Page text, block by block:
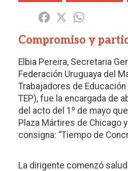
Share Facebook
X
Compromiso y
Elbia Pereira, Secretaria
Federación Uruguaya del
Trabajadores de Educación
TEP), fue la encargada de
del acto del 1º de mayo
Plaza Mártires de Chicago
consigna: “Tiempo de
La dirigente comenzó